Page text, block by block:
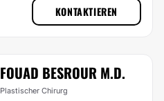
KONTAKTIEREN
FOUAD BESROUR M.D.
Plastischer Chirurg